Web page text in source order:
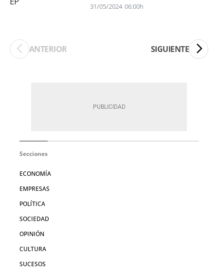
31/05/2024 06:00h
ANTERIOR SIGUIENTE
Secciones
ECONOMÍA
EMPRESAS
POLÍTICA
SOCIEDAD
OPINIÓN
CULTURA
SUCESOS